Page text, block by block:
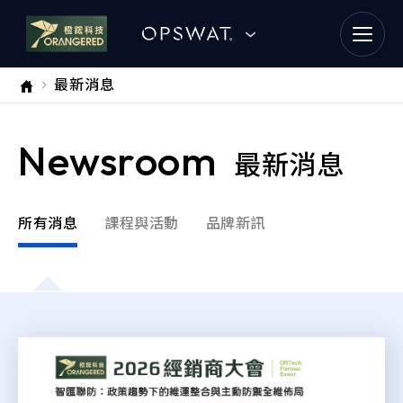
goldennet
SSH Communications
Security
最新消息
Newsroom 最新消息
所有消息 課程與活動 品牌新訊